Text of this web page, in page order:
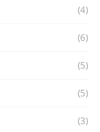
(4)
(6)
(5)
(5)
(3)